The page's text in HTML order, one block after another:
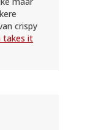
crispy
takes it